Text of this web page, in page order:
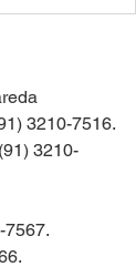
3210-7516.
3210-
7567.